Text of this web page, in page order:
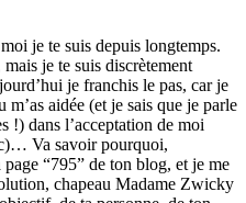
je te suis depuis longtemps.
je te suis discrètement
je franchis le pas, car je
aidée (et je sais que je parle
!) dans l’acceptation de moi
Va savoir pourquoi,
“795” de ton blog, et je me
chapeau Madame Zwicky